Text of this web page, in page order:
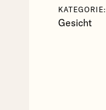
KATEGORIE:
Gesicht